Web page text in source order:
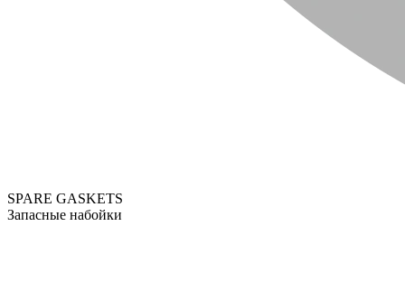
SPARE GASKETS
Запасные набойки